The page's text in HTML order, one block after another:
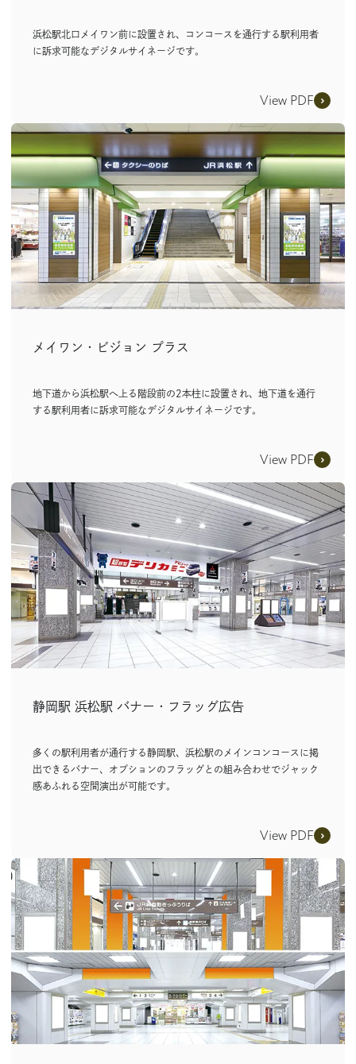
浜松駅北口メイワン前に設置され、コンコースを通行する駅利用者
に訴求可能なデジタルサイネージです。
View PDF
メイワン・ビジョン プラス
地下道から浜松駅へ上る階段前の2本柱に設置され、地下道を通行
する駅利用者に訴求可能なデジタルサイネージです。
View PDF
静岡駅 浜松駅 バナー・フラッグ広告
多くの駅利用者が通行する静岡駅、浜松駅のメインコンコースに掲
出できるバナー、オプションのフラッグとの組み合わせでジャック
感あふれる空間演出が可能です。
View PDF